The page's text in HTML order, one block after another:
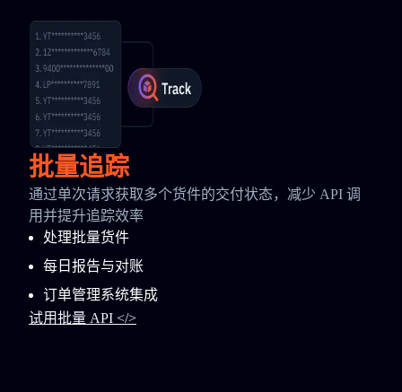
批量追踪
通过单次请求获取多个货件的交付状态，减少 API 调
用并提升追踪效率
处理批量货件
每日报告与对账
订单管理系统集成
试用批量 API </>